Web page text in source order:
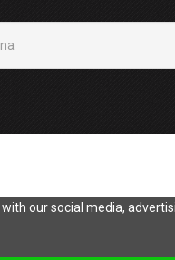
our social media,